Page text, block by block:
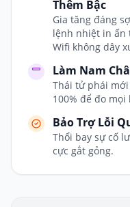
Thêm Bậc
Gia tăng đáng
lệnh nhiệt in ấn
Wifi không dây
Làm Nam
Thái tử phái
100% để đo
Bảo Trợ Lỗi
Thổi bay sự cố
cực gắt gỏng.